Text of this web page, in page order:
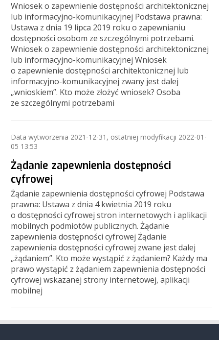
Wniosek o zapewnienie dostępności architektonicznej
lub informacyjno-komunikacyjnej Podstawa prawna:
Ustawa z dnia 19 lipca 2019 roku o zapewnianiu
dostępności osobom ze szczególnymi potrzebami.
Wniosek o zapewnienie dostępności architektonicznej
lub informacyjno-komunikacyjnej Wniosek
o zapewnienie dostępności architektonicznej lub
informacyjno-komunikacyjnej zwany jest dalej
„wnioskiem”. Kto może złożyć wniosek? Osoba
ze szczególnymi potrzebami
Data wytworzenia 2021-12-31 , ostatniej modyfikacji 2022-01-
05 13:53
Żądanie zapewnienia dostępności
cyfrowej
Żądanie zapewnienia dostępności cyfrowej Podstawa
prawna: Ustawa z dnia 4 kwietnia 2019 roku
o dostępności cyfrowej stron internetowych i aplikacji
mobilnych podmiotów publicznych. Żądanie
zapewnienia dostępności cyfrowej Żądanie
zapewnienia dostępności cyfrowej zwane jest dalej
„żądaniem”. Kto może wystąpić z żądaniem? Każdy ma
prawo wystąpić z żądaniem zapewnienia dostępności
cyfrowej wskazanej strony internetowej, aplikacji
mobilnej